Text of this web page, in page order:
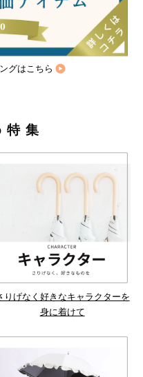
グはこちら
特集
りげなく好きなキャラクターを
身に着けて